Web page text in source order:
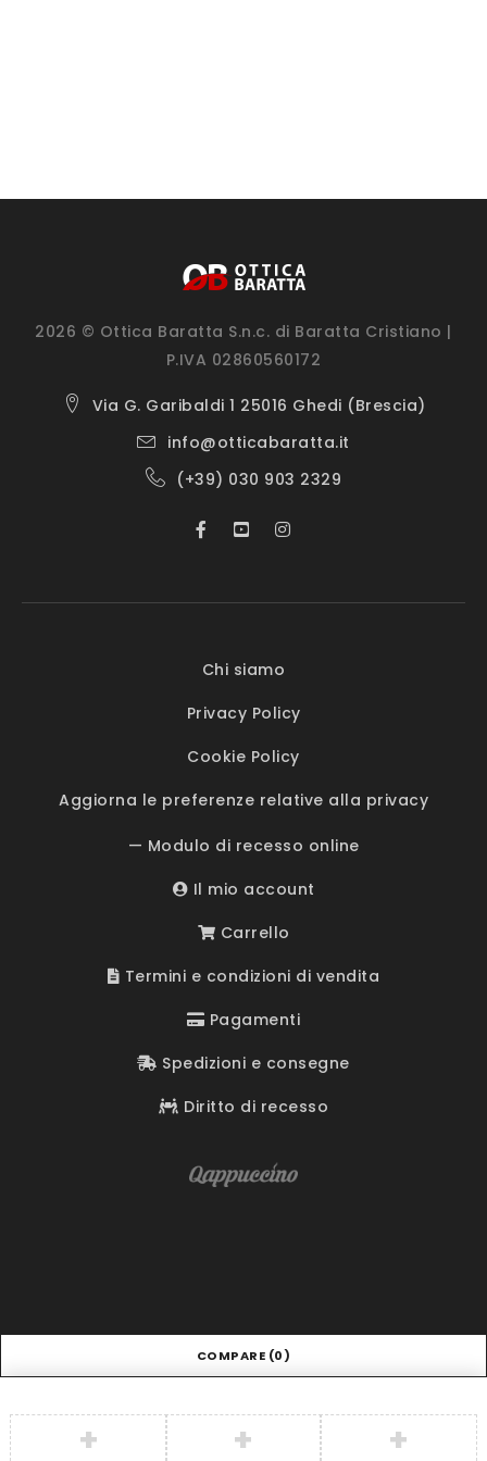
2026 © Ottica Baratta S.n.c. di Baratta Cristiano |
P.IVA 02860560172
Via G. Garibaldi 1 25016 Ghedi (Brescia)
info@otticabaratta.it
(+39) 030 903 2329
Chi siamo
Privacy Policy
Cookie Policy
Aggiorna le preferenze relative alla privacy
— Modulo di recesso online
Il mio account
Carrello
Termini e condizioni di vendita
Pagamenti
Spedizioni e consegne
Diritto di recesso
COMPARE (0)